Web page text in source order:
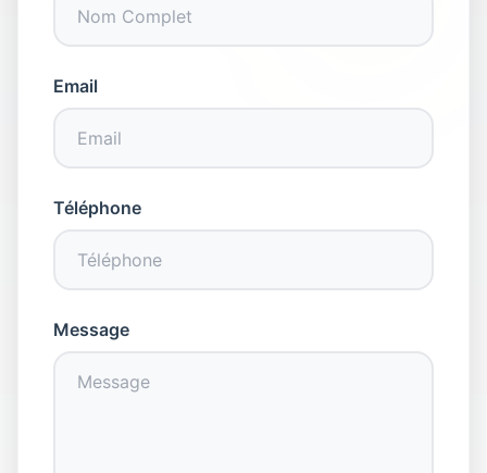
Email
Téléphone
Message